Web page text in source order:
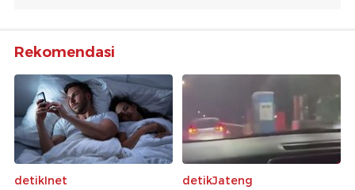
Rekomendasi
detikInet
detikJateng